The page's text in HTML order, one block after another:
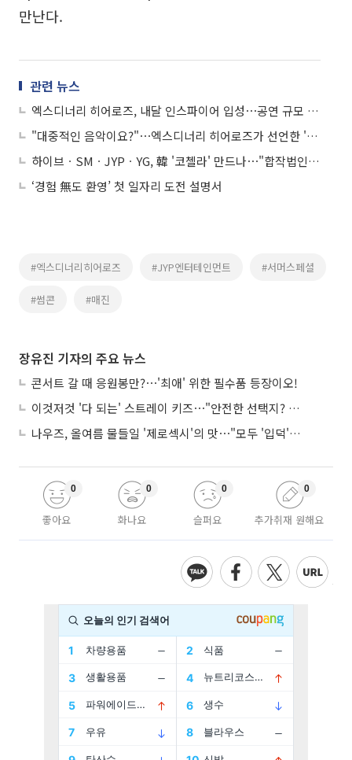
만난다.
관련 뉴스
엑스디너리 히어로즈, 내달 인스파이어 입성⋯공연 규모 확장 '눈길'
"대중적인 음악이요?"⋯엑스디너리 히어로즈가 선언한 '장르'
하이브ㆍSMㆍJYPㆍYG, 韓 '코첼라' 만드나⋯"합작법인 설립 준비"
‘경험 無도 환영’ 첫 일자리 도전 설명서
#엑스디너리히어로즈 #JYP엔터테인먼트 #서머스페셜
#썸콘 #매진
장유진 기자의 주요 뉴스
콘서트 갈 때 응원봉만?⋯'최애' 위한 필수품 등장이오!
이것저것 '다 되는' 스트레이 키즈⋯"안전한 선택지? 도전이 재밌죠"
나우즈, 올여름 물들일 '제로섹시'의 맛⋯"모두 '입덕'시킬 것"
좋아요
0
화나요
0
슬퍼요
0
추가취재 원해요
0